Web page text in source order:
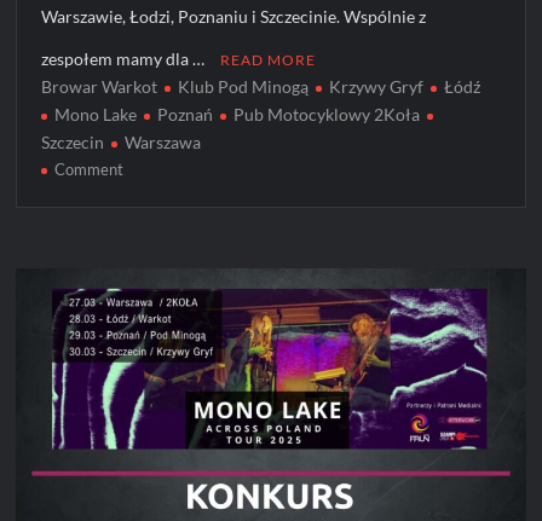
Warszawie, Łodzi, Poznaniu i Szczecinie. Wspólnie z
zespołem mamy dla … READ MORE
Browar Warkot Klub Pod Minogą Krzywy Gryf
Łódź
Mono Lake
Poznań
Pub Motocyklowy 2Koła
Szczecin
Warszawa
Commenton
Mono
Lake!